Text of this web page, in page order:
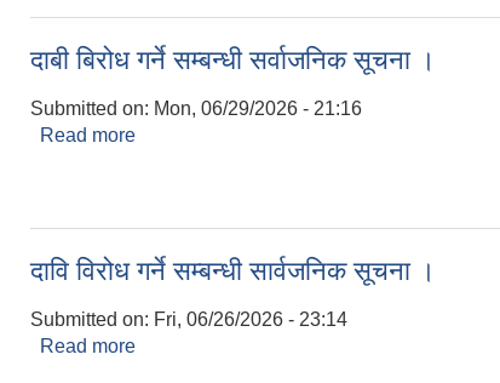
दाबी बिरोध गर्ने सम्बन्धी सर्वाजनिक सूचना ।
Submitted on: Mon, 06/29/2026 - 21:16
Read more
दावि विरोध गर्ने सम्बन्धी सार्वजनिक सूचना ।
Submitted on: Fri, 06/26/2026 - 23:14
Read more